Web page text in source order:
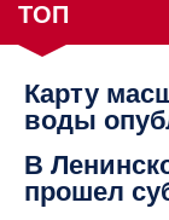
ТОП
Карту
воды
В
прошел